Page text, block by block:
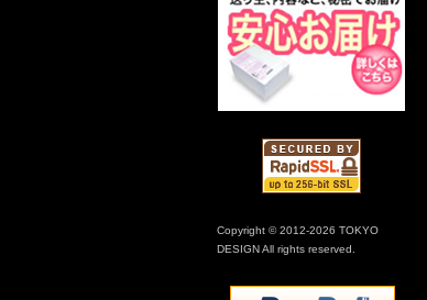
Copyright © 2012-2026 TOKYO
DESIGN All rights reserved.